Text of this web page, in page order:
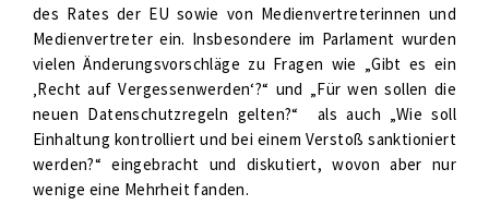
des Rates der EU sowie von Medienvertreterinnen und
Medienvertreter ein. Insbesondere im Parlament wurden
vielen Änderungsvorschläge zu Fragen wie „Gibt es ein
‚Recht auf Vergessenwerden‘?“ und „Für wen sollen die
neuen Datenschutzregeln gelten?“ als auch „Wie soll
Einhaltung kontrolliert und bei einem Verstoß sanktioniert
werden?“ eingebracht und diskutiert, wovon aber nur
wenige eine Mehrheit fanden.